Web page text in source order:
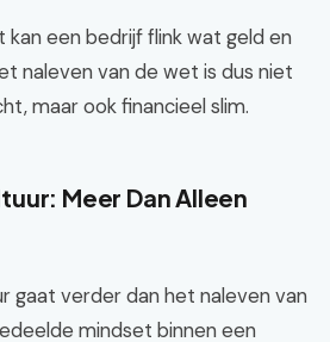
een bedrijf flink wat geld en
naleven van de wet is dus niet
maar ook financieel slim.
Meer Dan Alleen
gaat verder dan het naleven van
mindset binnen een